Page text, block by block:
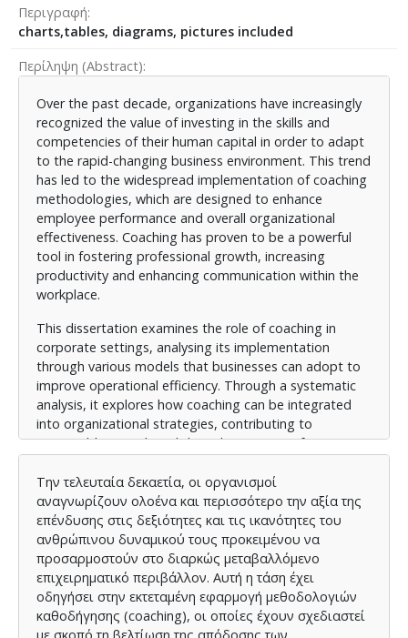
Περιγραφή
charts,tables, diagrams, pictures included
Περίληψη (Abstract)
Over the past decade, organizations have increasingly
recognized the value of investing in the skills and
competencies of their human capital in order to adapt
to the rapid-changing business environment. This trend
has led to the widespread implementation of coaching
methodologies, which are designed to enhance
employee performance and overall organizational
effectiveness. Coaching has proven to be a powerful
tool in fostering professional growth, increasing
productivity and enhancing communication within the
workplace.
This dissertation examines the role of coaching in
corporate settings, analysing its implementation
through various models that businesses can adopt to
improve operational efficiency. Through a systematic
analysis, it explores how coaching can be integrated
into organizational strategies, contributing to
sustainable growth and the enhancement of
The research utilized a well-structured questionnaire
distributed to respondents that are occupied in Greek
enterprises. The study highlights the need for
organizations to adopt structured coaching programs
to maximize workforce potential and enhance
competitive advantage.
Την τελευταία δεκαετία, οι οργανισμοί
αναγνωρίζουν ολοένα και περισσότερο την αξία της
επένδυσης στις δεξιότητες και τις ικανότητες του
ανθρώπινου δυναμικού τους προκειμένου να
προσαρμοστούν στο διαρκώς μεταβαλλόμενο
επιχειρηματικό περιβάλλον. Αυτή η τάση έχει
οδηγήσει στην εκτεταμένη εφαρμογή μεθοδολογιών
καθοδήγησης (coaching), οι οποίες έχουν σχεδιαστεί